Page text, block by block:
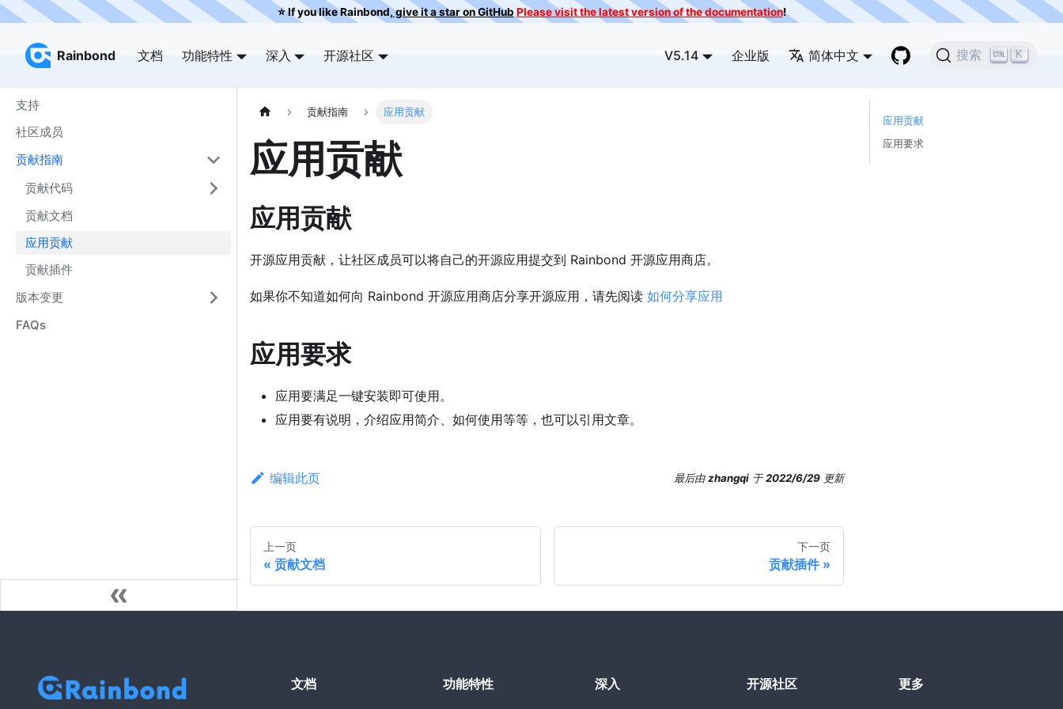
⭐️ If you like Rainbond,give it a star on GitHub Please visit the latest version of the documentation!
Rainbond 文档 功能特性 深入 开源社区 V5.14 企业版 简体中文 搜索 K
Rainbond
支持
社区成员
贡献指南
贡献代码
贡献文档
应用贡献
贡献插件
版本变更
FAQs
贡献指南 应用贡献
应用贡献
应用贡献
开源应用贡献，让社区成员可以将自己的开源应用提交到 Rainbond 开源应用商店。
如果你不知道如何向 Rainbond 开源应用商店分享开源应用，请先阅读 如何分享应用
应用要求
应用要满足一键安装即可使用。
应用要有说明，介绍应用简介、如何使用等等，也可以引用文章。
编辑此页 最后由zhangqi 于2022/6/29 更新
上一页
贡献文档
下一页
贡献插件
应用贡献
应用要求
文档 功能特性 深入 开源社区 更多